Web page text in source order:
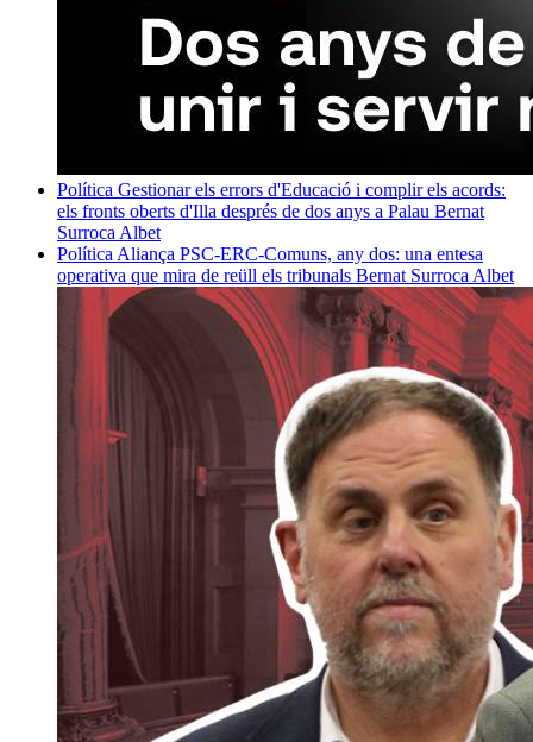
Política Gestionar els errors d'Educació i complir els acords:
els fronts oberts d'Illa després de dos anys a Palau Bernat
Surroca Albet
Política Aliança PSC-ERC-Comuns, any dos: una entesa
operativa que mira de reüll els tribunals Bernat Surroca Albet